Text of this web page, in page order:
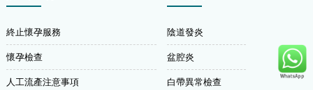
終止懷孕服務
懷孕檢查
人工流產注意事項
陰道發炎
盆腔炎
白帶異常檢查